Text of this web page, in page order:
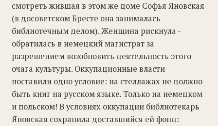
смотреть жившая в этом же доме Софья Яновская
(в досоветском Бресте она занималась
библиотечным делом). Женщина рискнула -
обратилась в немецкий магистрат за
разрешением возобновить деятельность этого
очага культуры. Оккупационные власти
поставили одно условие: на стеллажах не должно
быть книг на русском языке. Только на немецком
и польском! В условиях оккупации библиотекарь
Яновская сохранила доставшийся ей фонд: